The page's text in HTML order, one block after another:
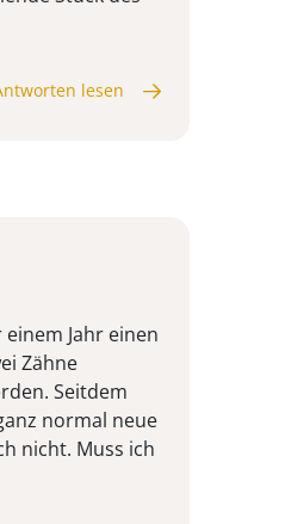
lesen
Jahr einen
Zähne
Seitdem
normal neue
nicht. Muss ich